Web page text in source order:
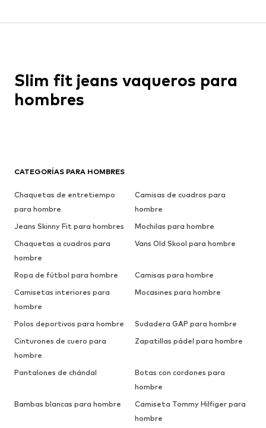
CATEGORÍAS PARA HOMBRES
Chaquetas de entretiempo
para hombre
Camisas de cuadros para
hombre
Jeans Skinny Fit para hombres
Mochilas para hombre
Chaquetas a cuadros para
hombre
Vans Old Skool para hombre
Ropa de fútbol para hombre
Camisas para hombre
Camisetas interiores para
hombre
Mocasines para hombre
Polos deportivos para hombre
Sudadera GAP para hombre
Cinturones de cuero para
hombre
Zapatillas pádel para hombre
Pantalones de chándal
Botas con cordones para
hombre
Bambas blancas para hombre
Camiseta Tommy Hilfiger para
hombre
Slim fit jeans vaqueros para
hombres